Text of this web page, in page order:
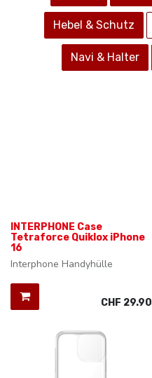
Hebel & Schutz
Navi & Halter
INTERPHONE Case
Tetraforce Quiklox iPhone
16
Interphone Handyhülle
CHF 29.90